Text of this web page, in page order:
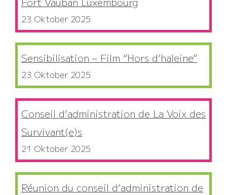
23 Oktober 2025
Sensibilisation – Film “Hors d’haleine”
23 Oktober 2025
Conseil d’administration de La Voix des
Survivant(e)s
21 Oktober 2025
Réunion du conseil d’administration de